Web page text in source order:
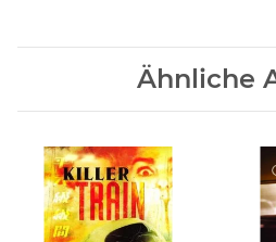
Ähnliche